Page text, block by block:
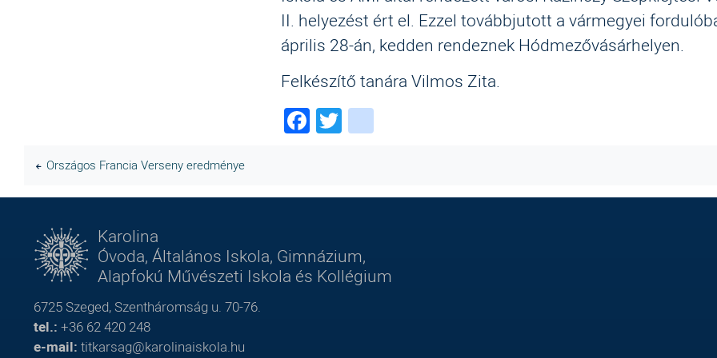
II. helyezést ért el. Ezzel továbbjutott a vármegyei
április 28-án, kedden rendeznek Hódmezővásárhelyen.
Felkészítő tanára Vilmos Zita.
Facebook
Twitter
Országos Francia Verseny eredménye
Karolina
Óvoda, Általános Iskola, Gimnázium,
Alapfokú Művészeti Iskola és Kollégium
6725 Szeged, Szentháromság u. 70-76.
tel.: +36 62 420 248
e-mail: titkarsag@karolinaiskola.hu